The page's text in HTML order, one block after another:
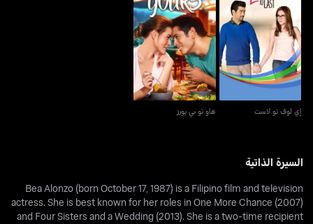
إي لوف تو لاست
إي لوف تو لاست
هاو تو بي يورز
هاو تو بي يورز
السيرة الذاتية
Bea Alonzo (born October 17, 1987) is a Filipino film and television
actress. She is best known for her roles in One More Chance (2007)
and Four Sisters and a Wedding (2013). She is a two-time recipient